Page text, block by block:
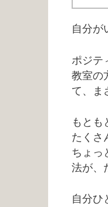
自分が
ポジテ
教室の
て、ま
もとも
たくさ
ちょっ
法が、
自分ひ